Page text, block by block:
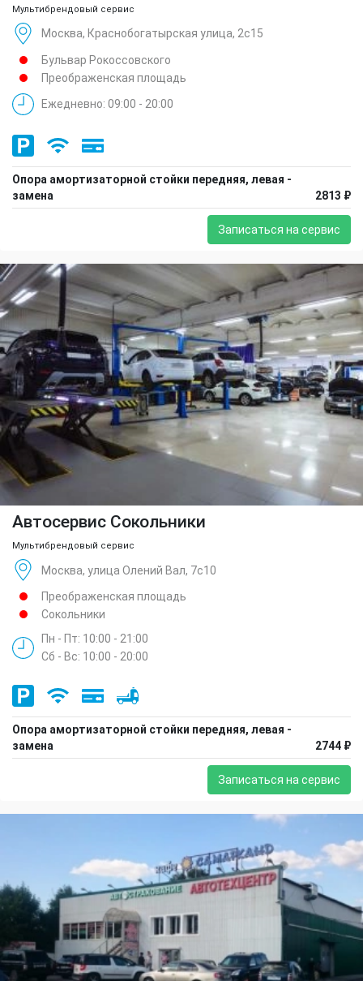
Мультибрендовый сервис
Москва, Краснобогатырская улица, 2с15
Бульвар Рокоссовского
Преображенская площадь
Ежедневно: 09:00 - 20:00
Опора амортизаторной стойки передняя, левая -
замена
2813 ₽
Записаться на сервис
Автосервис Сокольники
Мультибрендовый сервис
Москва, улица Олений Вал, 7с10
Преображенская площадь
Сокольники
Пн - Пт: 10:00 - 21:00
Сб - Вс: 10:00 - 20:00
Опора амортизаторной стойки передняя, левая -
замена
2744 ₽
Записаться на сервис